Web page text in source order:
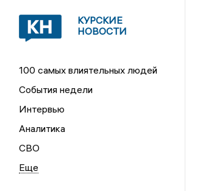
КУРСКИЕ
НОВОСТИ
100 самых влиятельных людей
События недели
Интервью
Аналитика
СВО